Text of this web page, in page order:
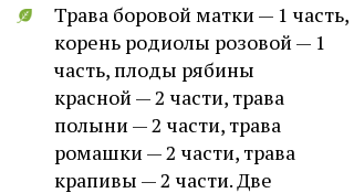
Трава боровой матки — 1 часть,
корень родиолы розовой — 1
часть, плоды рябины
красной — 2 части, трава
полыни — 2 части, трава
ромашки — 2 части, трава
крапивы — 2 части. Две